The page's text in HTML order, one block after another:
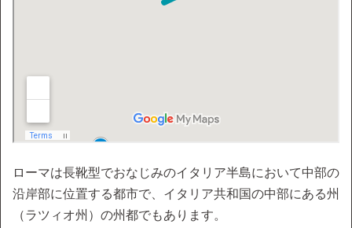
ローマは長靴型でおなじみのイタリア半島において中部の
沿岸部に位置する都市で、イタリア共和国の中部にある州
（ラツィオ州）の州都でもあります。